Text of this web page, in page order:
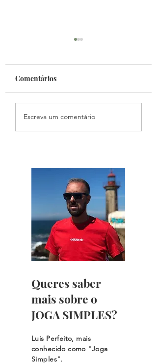
Podcast Primeiro
Comentários
Escreva um comentário
Queres saber
mais sobre o
JOGA SIMPLES?
Luis Perfeito, mais
conhecido como "Joga
Simples".